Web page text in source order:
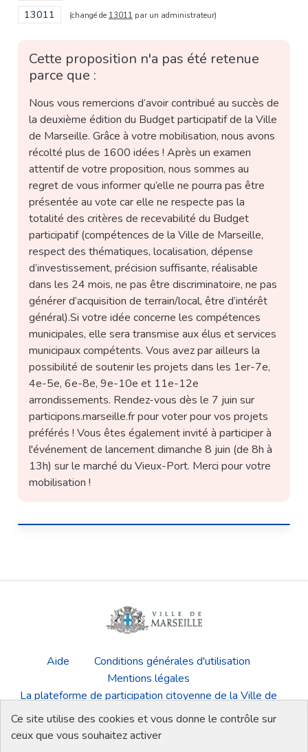
Filtrer les résultats pour le secteur : 13011
13011 (changé de 13011 par un administrateur)
Cette proposition n'a pas été retenue
parce que :
Nous vous remercions d’avoir contribué au succès de
la deuxième édition du Budget participatif de la Ville
de Marseille. Grâce à votre mobilisation, nous avons
récolté plus de 1600 idées ! Après un examen
attentif de votre proposition, nous sommes au
regret de vous informer qu’elle ne pourra pas être
présentée au vote car elle ne respecte pas la
totalité des critères de recevabilité du Budget
participatif (compétences de la Ville de Marseille,
respect des thématiques, localisation, dépense
d’investissement, précision suffisante, réalisable
dans les 24 mois, ne pas être discriminatoire, ne pas
générer d’acquisition de terrain/local, être d’intérêt
général).Si votre idée concerne les compétences
municipales, elle sera transmise aux élus et services
municipaux compétents. Vous avez par ailleurs la
possibilité de soutenir les projets dans les 1er-7e,
4e-5e, 6e-8e, 9e-10e et 11e-12e
arrondissements. Rendez-vous dès le 7 juin sur
participons.marseille.fr pour voter pour vos projets
préférés ! Vous êtes également invité à participer à
l'événement de lancement dimanche 8 juin (de 8h à
13h) sur le marché du Vieux-Port. Merci pour votre
mobilisation !
Aide
Conditions générales d'utilisation
Mentions légales
La plateforme de participation citoyenne de la Ville de
Marseille
Télécharger les fichiers Open Data
Ce site utilise des cookies et vous donne le contrôle sur
ceux que vous souhaitez activer